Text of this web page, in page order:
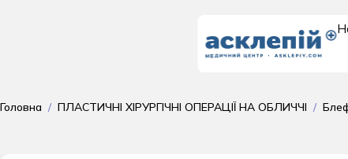
відділення
Головна / ПЛАСТИЧНІ ХІРУРГІЧНІ ОПЕРАЦІЇ НА ОБЛИЧЧІ /